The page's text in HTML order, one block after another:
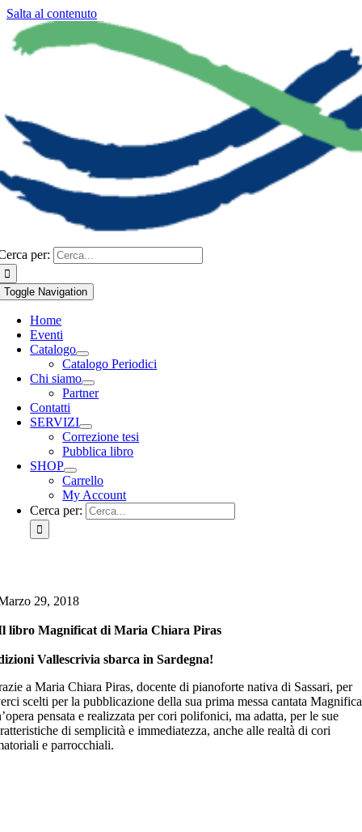
Salta al contenuto
per:
Toggle Navigation
Home
Eventi
Catalogo
Catalogo Periodici
Chi siamo
Partner
Contatti
SERVIZI
Correzione tesi
Pubblica libro
SHOP
Carrello
My Account
Cerca per:
29, 2018
libro Magnificat di Maria Chiara Piras
Vallescrivia sbarca in Sardegna!
a Maria Chiara Piras, docente di pianoforte nativa di Sassari, per
scelti per la pubblicazione della sua prima messa cantata
pensata e realizzata per cori polifonici, ma adatta, per le sue
di semplicità e immediatezza, anche alle realtà di cori
e parrocchiali.